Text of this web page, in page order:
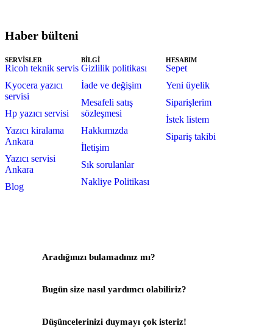
SERVİSLER
Ricoh teknik servis
Kyocera yazıcı
servisi
Hp yazıcı servisi
Yazıcı kiralama
Ankara
Yazıcı servisi
Ankara
Blog
BİLGİ
Gizlilik politikası
İade ve değişim
Mesafeli satış
sözleşmesi
Hakkımızda
İletişim
Sık sorulanlar
Nakliye Politikası
HESABIM
Sepet
Yeni üyelik
Siparişlerim
İstek listem
Sipariş takibi
Haber bülteni
Aradığınızı bulamadınız mı?
Bugün size nasıl yardımcı olabiliriz?
Düşüncelerinizi duymayı çok isteriz!